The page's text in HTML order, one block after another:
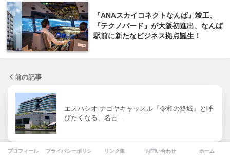
『ANAスカイコネクトなんば』竣工、
『テクノバード』が大阪初進出、なんば
駅前に新たなビジネス拠点誕生！
前の記事
エスパシオ ナゴヤキャッスル『令和の築城』と呼
びたくなる、名古…
プロフィール プライバシーポリシー リンク集 お問い合わせ ホーム